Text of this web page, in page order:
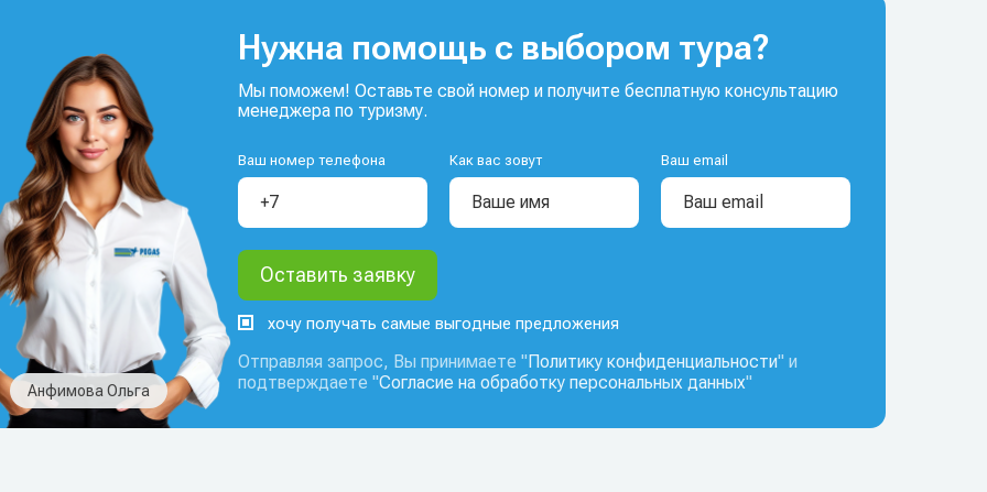
Анфимова Ольга
Нужна помощь с выбором тура?
Мы поможем! Оставьте свой номер и получите бесплатную консультацию
менеджера по туризму.
Ваш номер телефона Как вас зовут Ваш email
хочу получать самые выгодные предложения
Отправляя запрос, Вы принимаете " Политику конфиденциальности" и
подтверждаете "Согласие на обработку персональных данных"